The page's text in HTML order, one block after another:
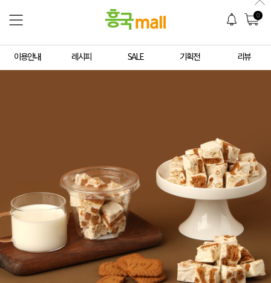
0
이용안내 레시피 SALE 기획전 리뷰